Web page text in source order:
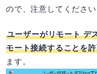
ので、注意してください
ユーザーがリモート デ
モート接続することを
ます。